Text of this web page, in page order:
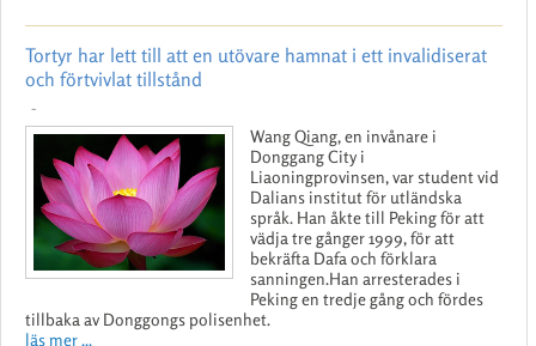
Tortyr har lett till att en utövare hamnat i ett invalidiserat
och förtvivlat tillstånd
-
Wang Qiang, en invånare i
Donggang City i
Liaoningprovinsen, var student vid
Dalians institut för utländska
språk. Han åkte till Peking för att
vädja tre gånger 1999, för att
bekräfta Dafa och förklara
sanningen.Han arresterades i
Peking en tredje gång och fördes
tillbaka av Donggongs polisenhet.
läs mer ...